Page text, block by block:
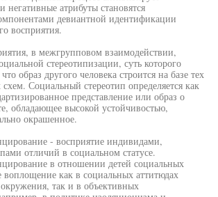
негативные атрибуты становятся
девиантной идентификации
восприятия.
в межгрупповом взаимодействии,
стереотипизации, суть которого
образ другого человека строится на базе тех
Социальный стереотип определяется как
представление или образ о
обладающее высокой устойчивостью,
окрашенное.
- восприятие индивидами,
отличий в социальном статусе.
в отношении детей социальных
воплощение как в социальных аттитюдах
так и в объективных